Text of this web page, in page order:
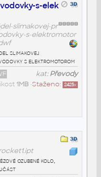
s-elek
slimakovej-pr
s-elektromotor
slimakovej
s elektromotorom
kat:Převody
Staženo: 2425x
1MB•
ozubené kolo,